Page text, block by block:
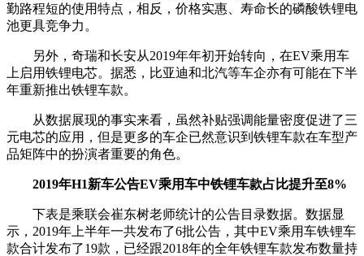
勤路程短的使用特点，相反，价格实惠、寿命长的磷酸铁锂电
池更具竞争力。
另外，奇瑞和长安从2019年年初开始转向，在EV乘用车
上启用铁锂电芯。据悉，比亚迪和北汽等车企亦有可能在下半
年重新推出铁锂车款。
从数据展现的事实来看，虽然补贴强调能量密度促进了三
元电芯的应用，但是更多的车企已然意识到铁锂车款在车型产
品矩阵中的扮演者重要的角色。
2019年H1新车公告EV乘用车中铁锂车款占比提升至8%
下表是乘联会崔东树老师统计的公告目录数据。数据显
示，2019年上半年一共发布了6批公告，其中EV乘用车铁锂车
款合计发布了19款，已经跟2018年的全年铁锂车款发布数量持